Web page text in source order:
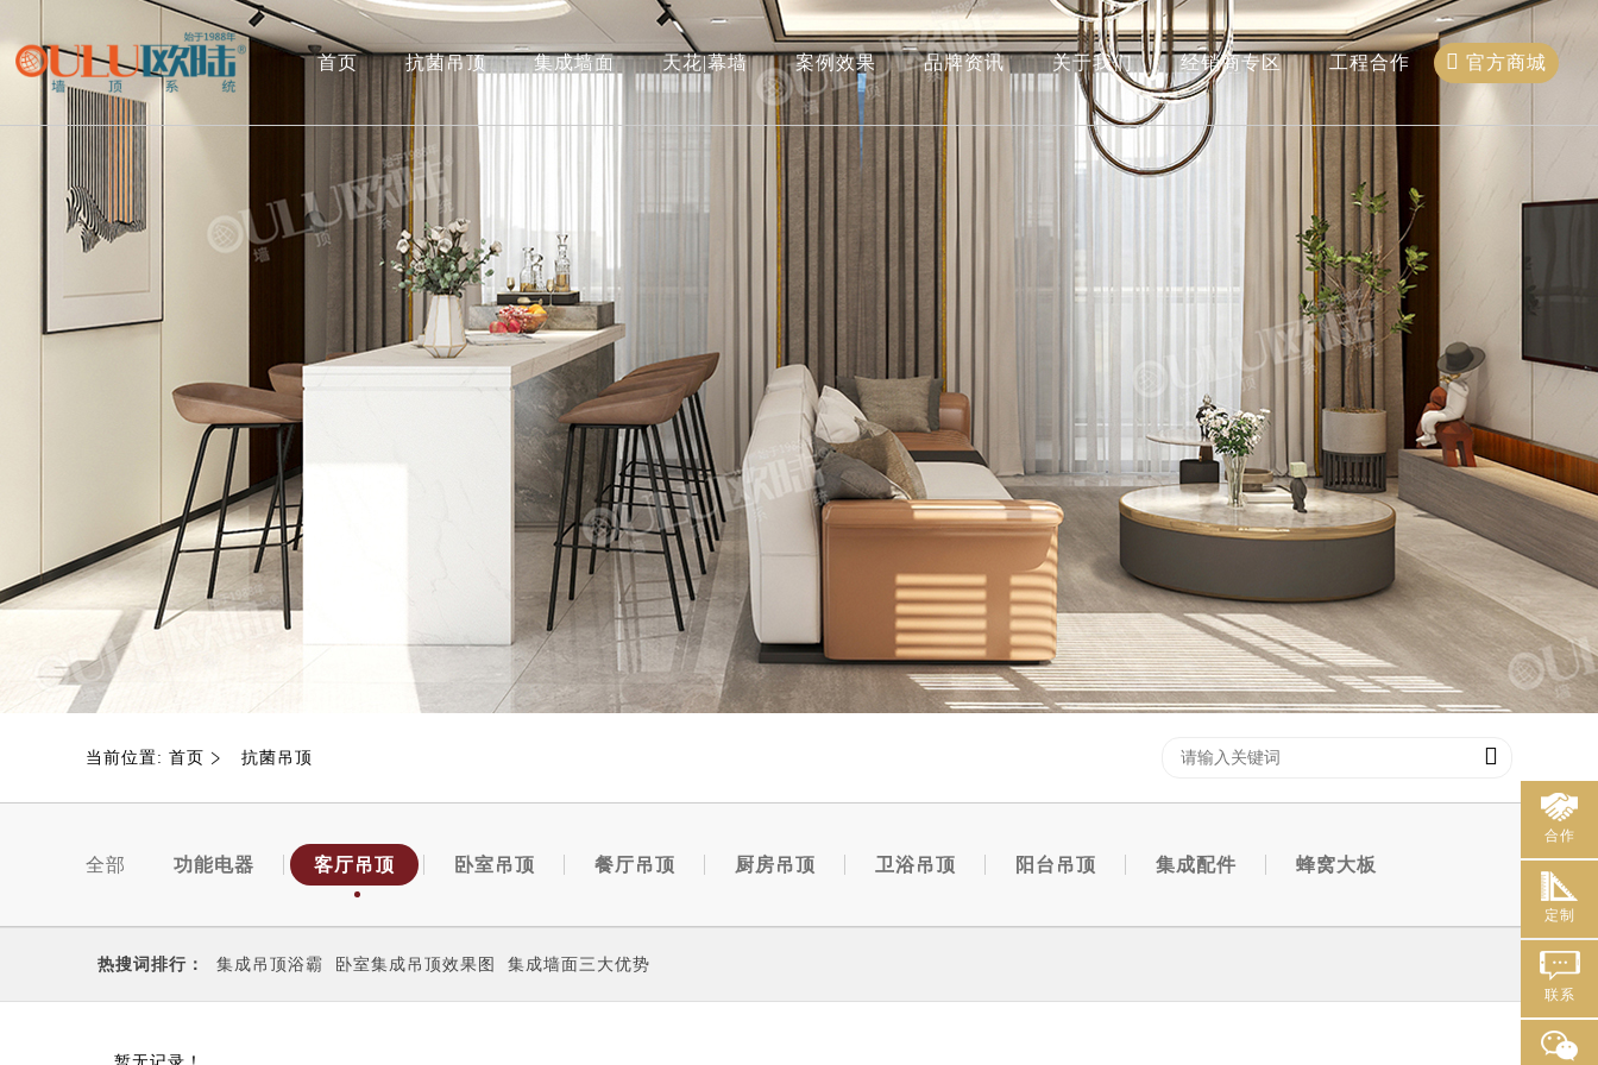
首页 抗菌吊顶 集成墙面 天花|幕墙 案例效果 品牌资讯 关于我们 经销商专区 工程合作 官方商城
当前位置: 首页 抗菌吊顶
全部 功能电器 客厅吊顶 卧室吊顶 餐厅吊顶 厨房吊顶 卫浴吊顶 阳台吊顶 集成配件 蜂窝大板
热搜词排行： 集成吊顶浴霸 卧室集成吊顶效果图 集成墙面三大优势
合作
定制
联系